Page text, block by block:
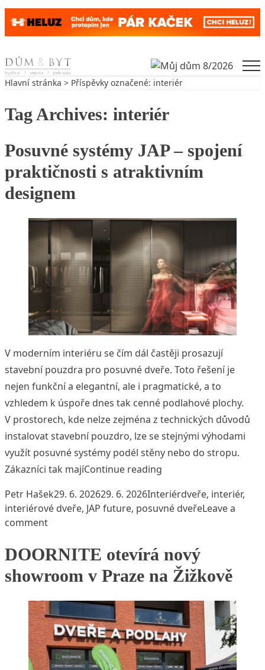
Skip to content
Hlavní stránka > Příspěvky označené: interiér
Tag Archives: interiér
Posuvné systémy JAP – spojení
praktičnosti s atraktivním
designem
V moderním interiéru se čím dál častěji prosazují
stavební pouzdra pro posuvné dveře. Toto řešení je
nejen funkční a elegantní, ale i pragmatické, a to
vzhledem k úspoře dnes tak cenné podlahové plochy.
V prostorech, kde nelze zejména z technických důvodů
instalovat stavební pouzdro, lze se stejnými výhodami
využít posuvné systémy podél stěny nebo do stropu.
Zákazníci tak majíContinue reading
Posted by
Petr Hašek29. 6. 202629. 6. 2026Posted in
InteriérTags:
dveře, interiér,
interiérové dveře, JAP future, posuvné dveřeLeave a
commenton Posuvné systémy JAP – spojení praktičnosti
DOORNITE otevírá nový
showroom v Praze na Žižkově